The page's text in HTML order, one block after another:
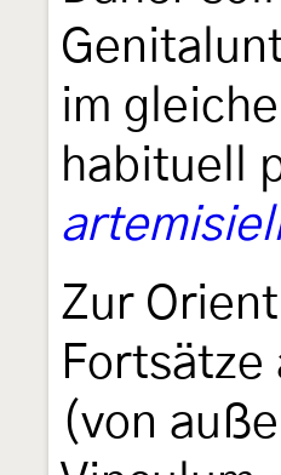
im
habituell
Zur
(von